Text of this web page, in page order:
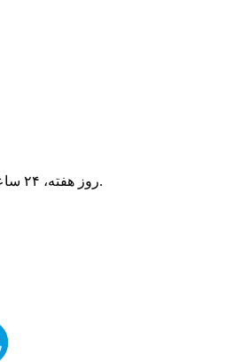
۷ روز هفته، ۲۴ ساعته پاسخگوی شما هستیم.